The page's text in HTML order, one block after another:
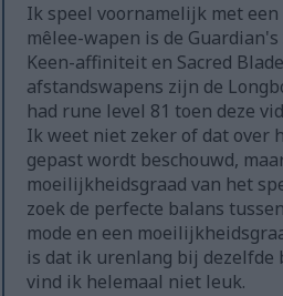
Ik speel voornamelijk met
mêlee-wapen is de
Keen-affiniteit en Sacred
afstandswapens zijn de
had rune level 81 toen deze
Ik weet niet zeker of dat over
gepast wordt beschouwd,
moeilijkheidsgraad van het
zoek de perfecte balans
mode en een
is dat ik urenlang bij dezelfde
vind ik helemaal niet leuk.